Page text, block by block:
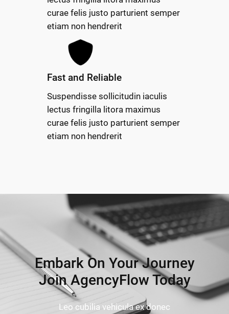
curae felis justo parturient semper
etiam non hendrerit
Fast and Reliable
Suspendisse sollicitudin iaculis
lectus fringilla litora maximus
curae felis justo parturient semper
etiam non hendrerit
Embark On Your Journey
Join AgencyFlow Today
Leo cubilia vehicula ex donec